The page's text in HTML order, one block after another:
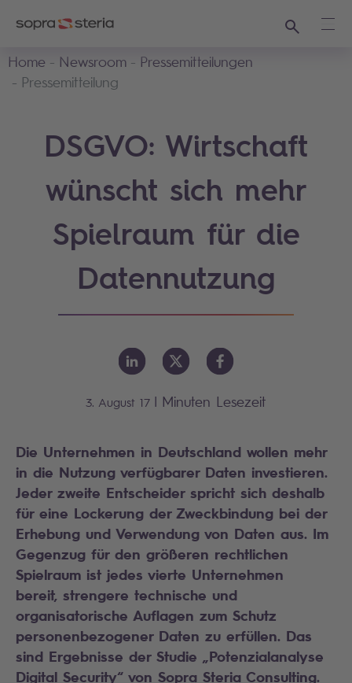
Suchen
Home
Newsroom
Pressemitteilungen
Pressemitteilung
DSGVO: Wirtschaft
wünscht sich mehr
Spielraum für die
Datennutzung
3. August 17 | Minuten Lesezeit
Die Unternehmen in Deutschland wollen mehr
in die Nutzung verfügbarer Daten investieren.
Jeder zweite Entscheider spricht sich deshalb
für eine Lockerung der Zweckbindung bei der
Erhebung und Verwendung von Daten aus. Im
Gegenzug für den größeren rechtlichen
Spielraum ist jedes vierte Unternehmen
bereit, strengere technische und
organisatorische Auflagen zum Schutz
personenbezogener Daten zu erfüllen. Das
sind Ergebnisse der Studie „Potenzialanalyse
Digital Security“ von Sopra Steria Consulting.